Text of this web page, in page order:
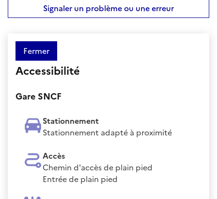
Signaler un problème ou une erreur
Fermer
Accessibilité
Gare SNCF
Stationnement
Stationnement adapté à proximité
Accès
Chemin d'accès de plain pied
Entrée de plain pied